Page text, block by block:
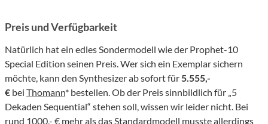
Preis und Verfügbarkeit
Natürlich hat ein edles Sondermodell wie der Prophet-10
Special Edition seinen Preis. Wer sich ein Exemplar sichern
möchte, kann den Synthesizer ab sofort für5.555,-
€ bei Thomann* bestellen. Ob der Preis sinnbildlich für „5
Dekaden Sequential“ stehen soll, wissen wir leider nicht. Bei
rund 1000,- € mehr als das Standardmodell musste allerdings